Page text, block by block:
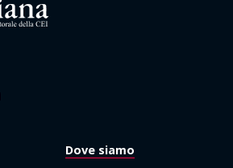
Dove siamo